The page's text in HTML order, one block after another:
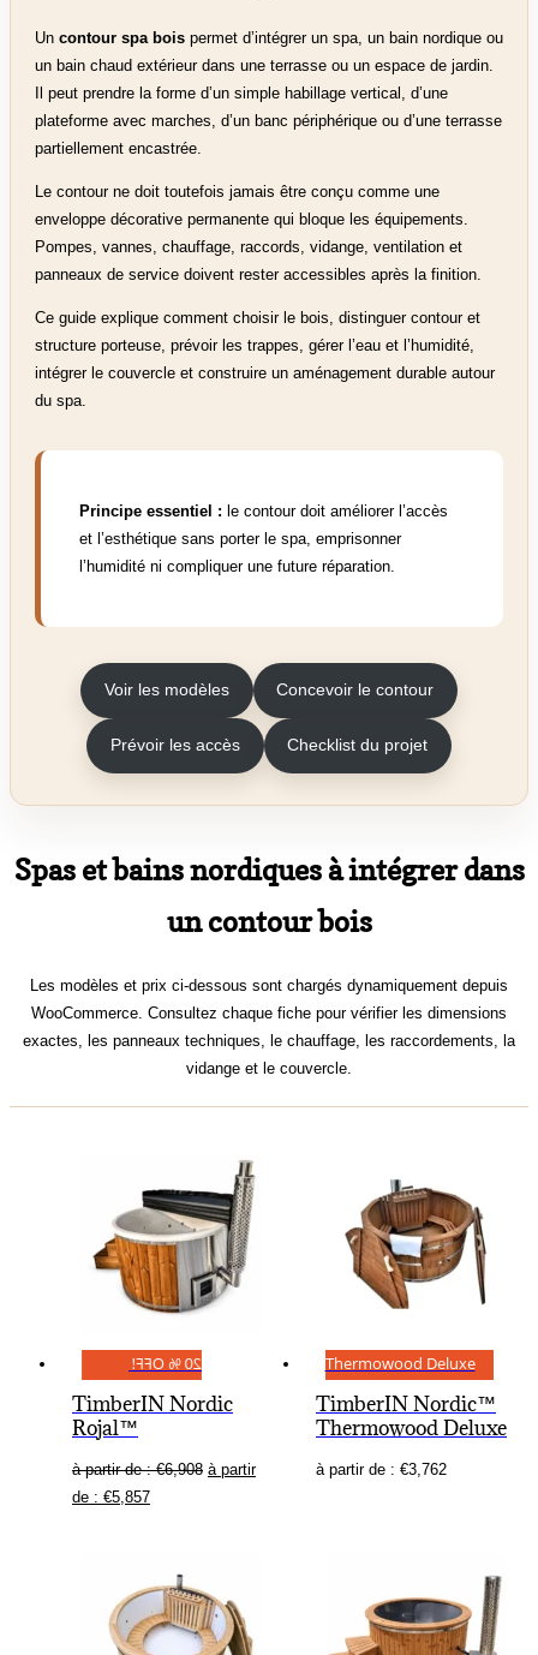
Un contour spa bois permet d’intégrer un spa, un bain nordique ou
un bain chaud extérieur dans une terrasse ou un espace de jardin.
Il peut prendre la forme d’un simple habillage vertical, d’une
plateforme avec marches, d’un banc périphérique ou d’une terrasse
partiellement encastrée.
Le contour ne doit toutefois jamais être conçu comme une
enveloppe décorative permanente qui bloque les équipements.
Pompes, vannes, chauffage, raccords, vidange, ventilation et
panneaux de service doivent rester accessibles après la finition.
Ce guide explique comment choisir le bois, distinguer contour et
structure porteuse, prévoir les trappes, gérer l’eau et l’humidité,
intégrer le couvercle et construire un aménagement durable autour
du spa.
Principe essentiel : le contour doit améliorer l’accès
et l’esthétique sans porter le spa, emprisonner
l’humidité ni compliquer une future réparation.
Voir les modèles Concevoir le contour
Prévoir les accès Checklist du projet
Spas et bains nordiques à intégrer dans
un contour bois
Les modèles et prix ci-dessous sont chargés dynamiquement depuis
WooCommerce. Consultez chaque fiche pour vérifier les dimensions
exactes, les panneaux techniques, le chauffage, les raccordements, la
vidange et le couvercle.
20 % OFF!
TimberIN Nordic
Rojal™
à partir de :€6,908 à partir
de : €5,857
Thermowood Deluxe
TimberIN Nordic™
Thermowood Deluxe
à partir de : €3,762